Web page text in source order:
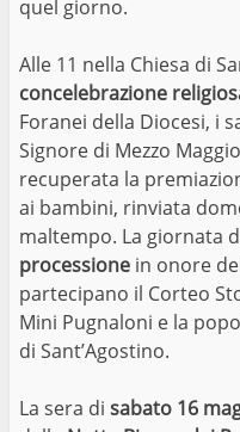
quel giorno.
Alle 11 nella Chiesa di
concelebrazione
Foranei della Diocesi, i
Signore di Mezzo
recuperata la
ai bambini, rinviata
maltempo. La giornata
processione in onore
partecipano il Corteo
Mini Pugnaloni e la
di Sant’Agostino.
La sera di sabato 16